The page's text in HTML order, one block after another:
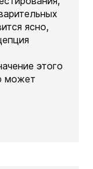
ясно,
этого
может